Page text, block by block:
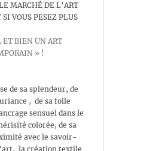
MARCHÉ DE L’ART
VOUS PESEZ PLUS
BIEN UN ART
» !
de sa splendeur, de
, de sa folle
sensuel dans le
colorée, de sa
avec le savoir-
la création textile